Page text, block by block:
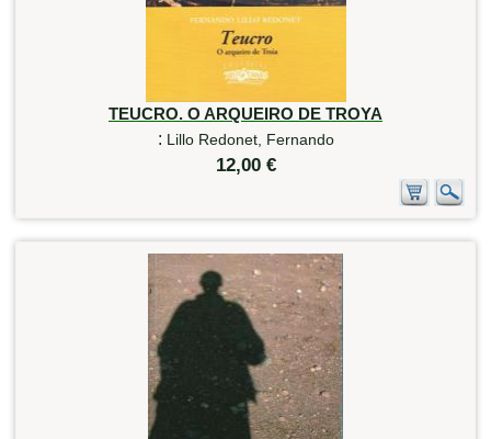
TEUCRO. O ARQUEIRO DE TROYA
: Lillo Redonet, Fernando
12,00 €